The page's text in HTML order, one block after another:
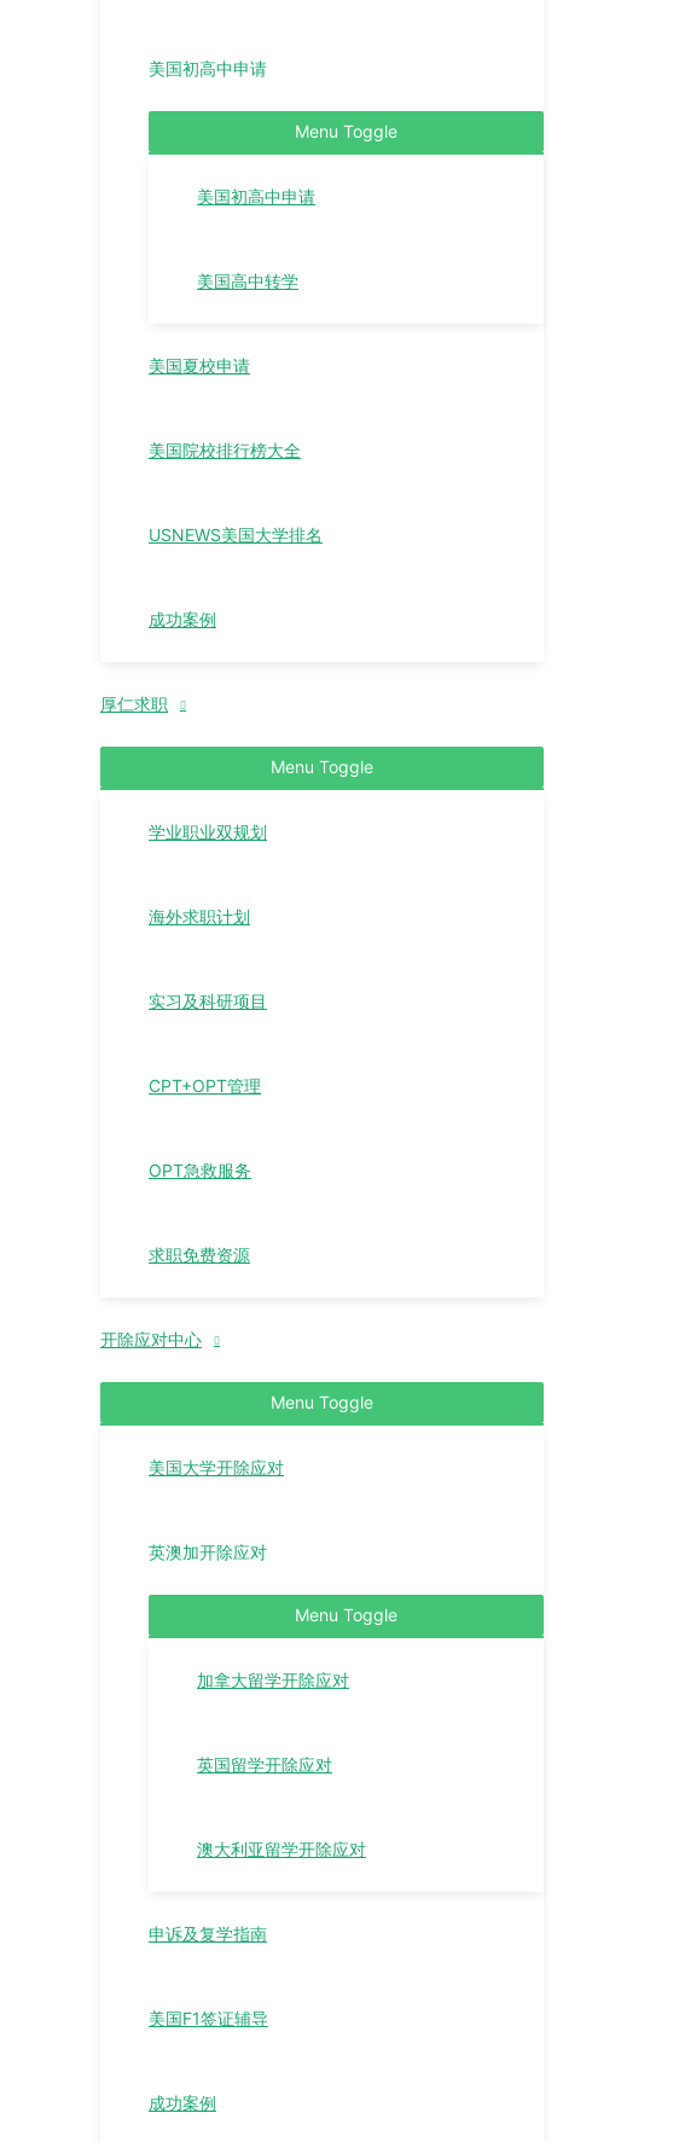
美国初高中申请
Menu Toggle
美国初高中申请
美国高中转学
美国夏校申请
美国院校排行榜大全
USNEWS美国大学排名
成功案例
厚仁求职
Menu Toggle
学业职业双规划
海外求职计划
实习及科研项目
CPT+OPT管理
OPT急救服务
求职免费资源
开除应对中心
Menu Toggle
美国大学开除应对
英澳加开除应对
Menu Toggle
加拿大留学开除应对
英国留学开除应对
澳大利亚留学开除应对
申诉及复学指南
美国F1签证辅导
成功案例